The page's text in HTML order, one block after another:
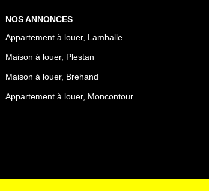
NOS ANNONCES
Appartement à louer, Lamballe
Maison à louer, Plestan
Maison à louer, Brehand
Appartement à louer, Moncontour